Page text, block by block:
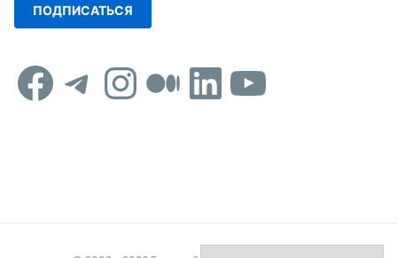
ПОДПИСАТЬСЯ
Facebook
Telegram
Instagram
Средний
LinkedIn